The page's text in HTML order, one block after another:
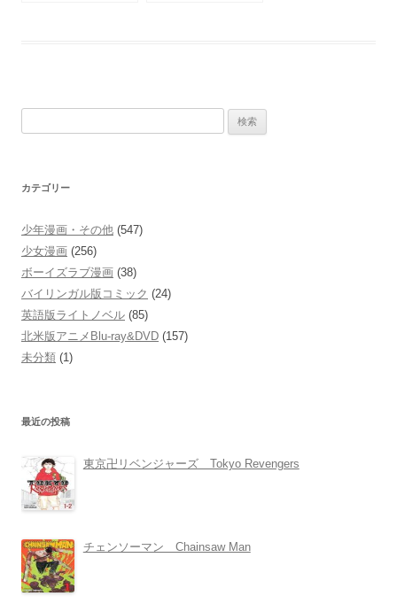
カテゴリー
少年漫画・その他 (547)
少女漫画 (256)
ボーイズラブ漫画 (38)
バイリンガル版コミック (24)
英語版ライトノベル (85)
北米版アニメBlu-ray&DVD (157)
未分類 (1)
最近の投稿
東京卍リベンジャーズ Tokyo Revengers
チェンソーマン Chainsaw Man